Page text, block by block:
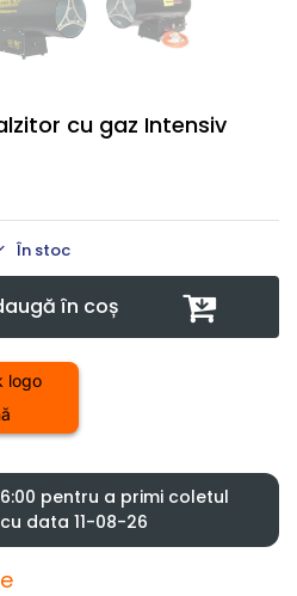
cu gaz Intensiv
În stoc
în coș
pentru a primi coletul
data 11-08-26